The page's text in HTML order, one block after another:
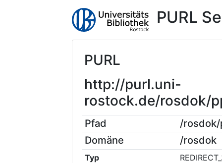
PURL
PURL
http://purl.uni-
rostock.de/rosdok/
Pfad
/
Domäne
/rosdok
Typ